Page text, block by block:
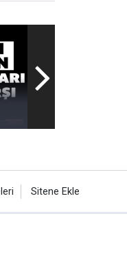
Sitene Ekle